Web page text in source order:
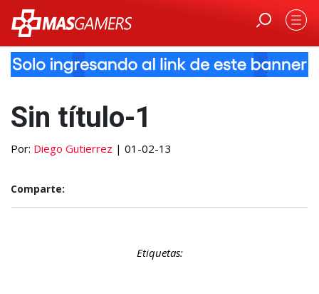
Sin título-1
Por: Diego Gutierrez | 01-02-13
Comparte:
Etiquetas: